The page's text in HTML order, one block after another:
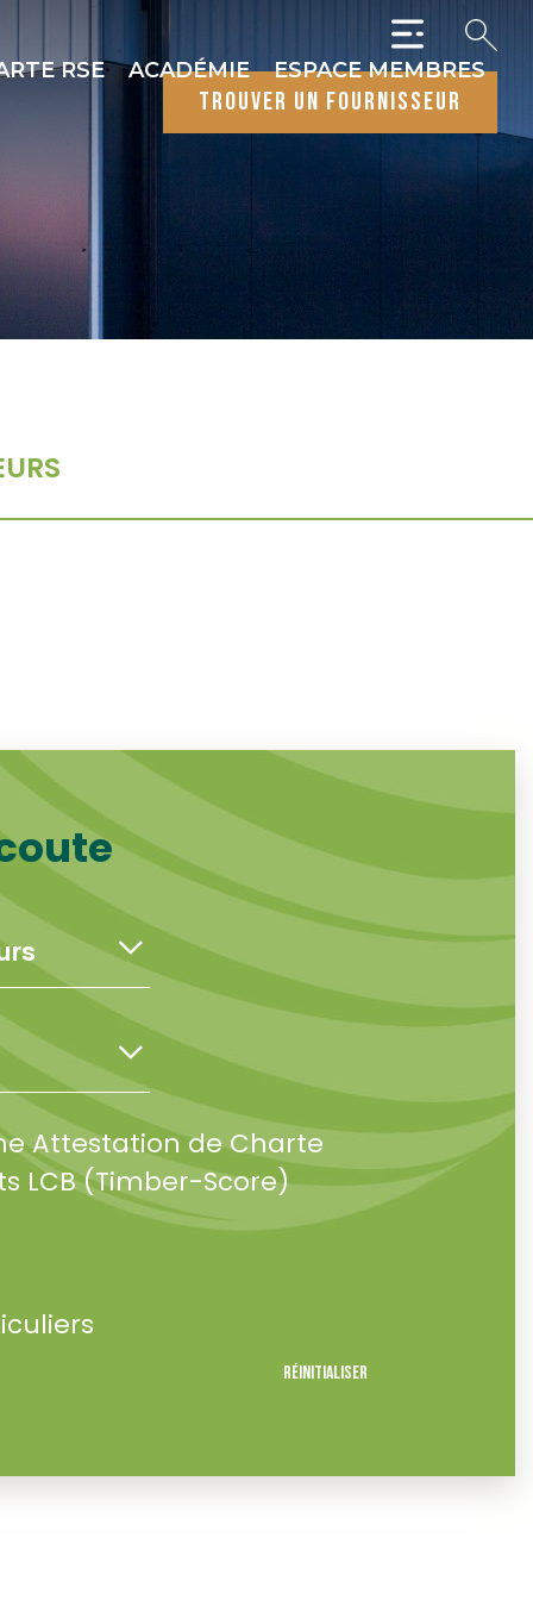
RSE ACADÉMIE ESPACE MEMBRES
trouver un fournisseur
Attestation de Charte
LCB (Timber-Score)
Réinitialiser